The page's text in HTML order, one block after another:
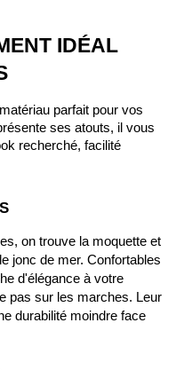
IDÉAL
parfait pour vos
ses atouts, il vous
recherché, facilité
on trouve la moquette et
jonc de mer. Confortables
d'élégance à votre
pas sur les marches. Leur
durabilité moindre face